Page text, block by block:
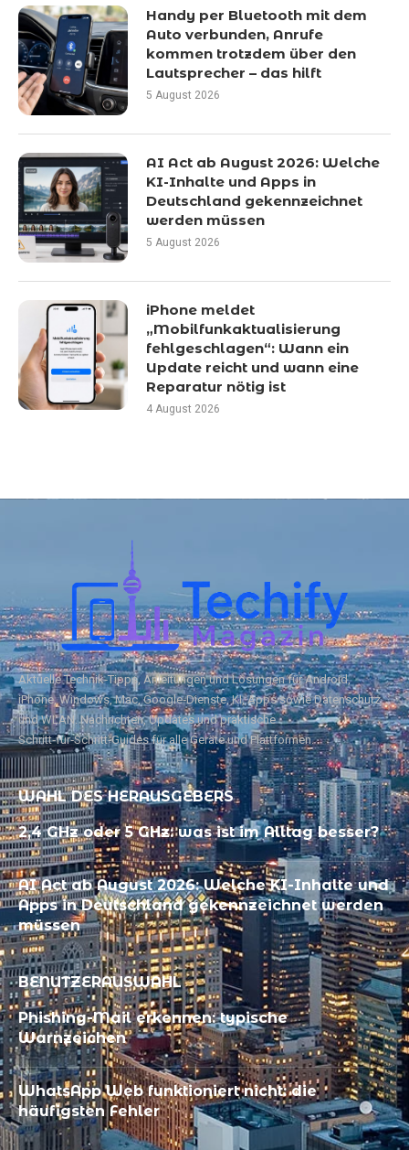
Handy per Bluetooth mit dem
Auto verbunden, Anrufe
kommen trotzdem über den
Lautsprecher – das hilft
5 August 2026
AI Act ab August 2026: Welche
KI-Inhalte und Apps in
Deutschland gekennzeichnet
werden müssen
5 August 2026
iPhone meldet
„Mobilfunkaktualisierung
fehlgeschlagen“: Wann ein
Update reicht und wann eine
Reparatur nötig ist
4 August 2026
Aktuelle Technik‑Tipps, Anleitungen und Lösungen für Android,
iPhone, Windows, Mac, Google‑Dienste, KI, Apps sowie Datenschutz
und WLAN. Nachrichten, Updates und praktische
Schritt‑für‑Schritt‑Guides für alle Geräte und Plattformen.
WAHL DES HERAUSGEBERS
2,4 GHz oder 5 GHz: was ist im Alltag besser?
AI Act ab August 2026: Welche KI-Inhalte und
Apps in Deutschland gekennzeichnet werden
müssen
BENUTZERAUSWAHL
Phishing-Mail erkennen: typische
Warnzeichen
WhatsApp Web funktioniert nicht: die
häufigsten Fehler